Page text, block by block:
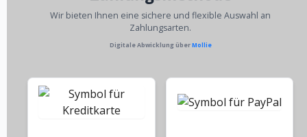
Wir bieten Ihnen eine sichere und flexible Auswahl an
Zahlungsarten.
Digitale Abwicklung überMollie